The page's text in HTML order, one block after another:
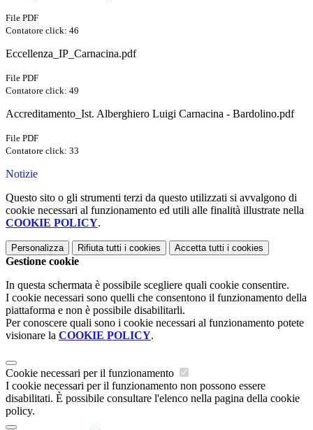
File PDF
Contatore click: 46
Eccellenza_IP_Carnacina.pdf
File PDF
Contatore click: 49
Accreditamento_Ist. Alberghiero Luigi Carnacina - Bardolino.pdf
File PDF
Contatore click: 33
Notizie
Questo sito o gli strumenti terzi da questo utilizzati si avvalgono di
cookie necessari al funzionamento ed utili alle finalità illustrate nella
COOKIE POLICY.
Personalizza Rifiuta tutti i cookies Accetta tutti i cookies
Gestione cookie
In questa schermata è possibile scegliere quali cookie consentire.
I cookie necessari sono quelli che consentono il funzionamento della
piattaforma e non è possibile disabilitarli.
Per conoscere quali sono i cookie necessari al funzionamento potete
visionare la COOKIE POLICY.
Cookie necessari per il funzionamento
I cookie necessari per il funzionamento non possono essere
disabilitati. È possibile consultare l'elenco nella pagina della cookie
policy.